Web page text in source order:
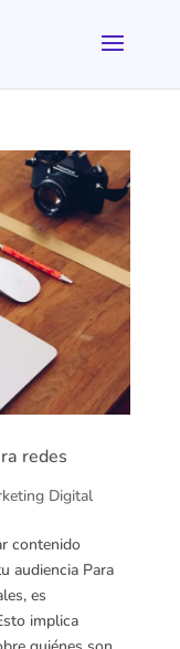
redes
Digital
contenido
audiencia Para
es
implica